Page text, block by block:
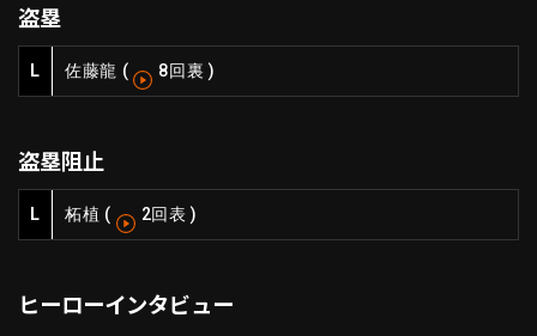
ファーム中地区
交流戦
北海道日本ハムファイターズ
東北楽天ゴールデンイーグルス
オリックス・バファローズ
福岡ソフトバンクホークス
ニュース
設定
盗塁
L 佐藤龍 ( 8回裏 )
盗塁阻止
L 柘植 ( 2回表 )
ヒーローインタビュー